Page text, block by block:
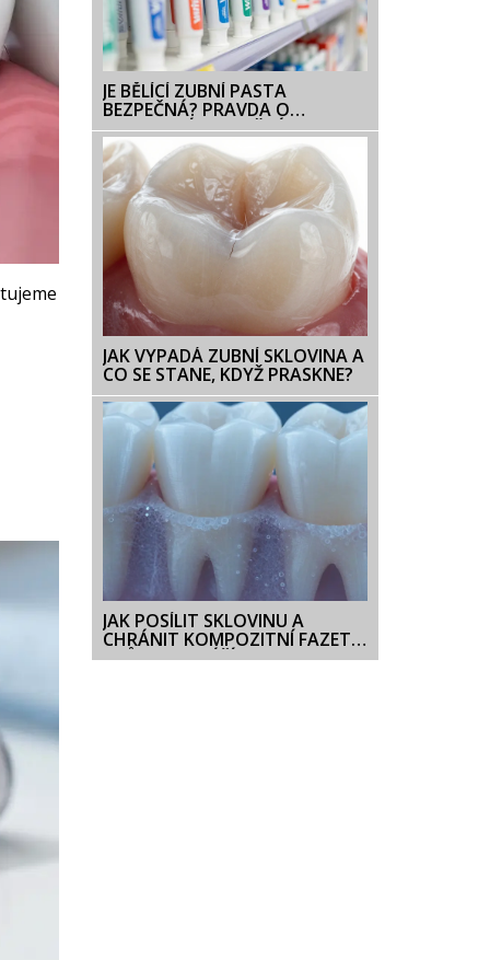
JE BĚLÍCÍ ZUBNÍ PASTA
BEZPEČNÁ? PRAVDA O
ABRAZIVNÍCH SLOŽKÁCH A
CITLIVOSTI ZUBŮ
JAK VYPADÁ ZUBNÍ SKLOVINA A
CO SE STANE, KDYŽ PRASKNE?
JAK POSÍLIT SKLOVINU A
CHRÁNIT KOMPOZITNÍ FAZETY:
PRŮVODCE PÉČÍ